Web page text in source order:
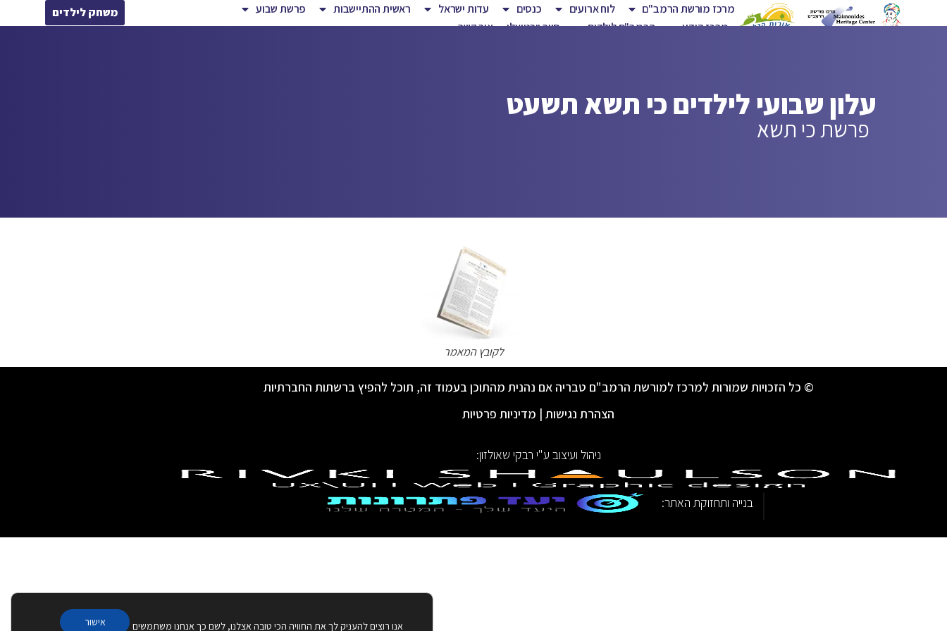
מרכז מורשת הרמב"ם לוח ארועים כנסים עדות ישראל ראשית ההתיישבות
פרשת שבוע
מרכז הידע
הרמב"ם לילדים סיור וירטואלי צור קשר
משחק לילדים
עלון שבועי לילדים כי תשא תשעט
פרשת כי תשא
לקובץ המאמר
© כל הזכויות שמורות למרכז למורשת הרמב"ם טבריה אם נהנית מהתוכן בעמוד זה, תוכל להפיץ ברשתות החברתיות
הצהרת נגישות | מדיניות פרטיות
ניהול ועיצוב ע"י רבקי שאולזון:
בנייה ותחזוקת האתר:
אנו רוצים להעניק לך את החוויה הכי טובה אצלנו, לשם כך אנחנו משתמשים אישור